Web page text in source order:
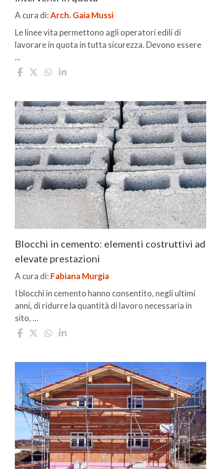
A cura di:Arch. Gaia Mussi
Le linee vita permettono agli operatori edili di
lavorare in quota in tutta sicurezza. Devono essere
...
Blocchi in cemento: elementi costruttivi ad
elevate prestazioni
A cura di: Fabiana Murgia
I blocchi in cemento hanno consentito, negli ultimi
anni, di ridurre la quantità di lavoro necessaria in
sito, ...